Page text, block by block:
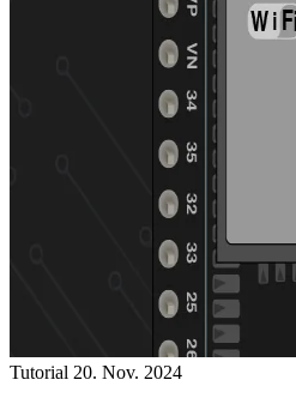
Tutorial 20. Nov. 2024